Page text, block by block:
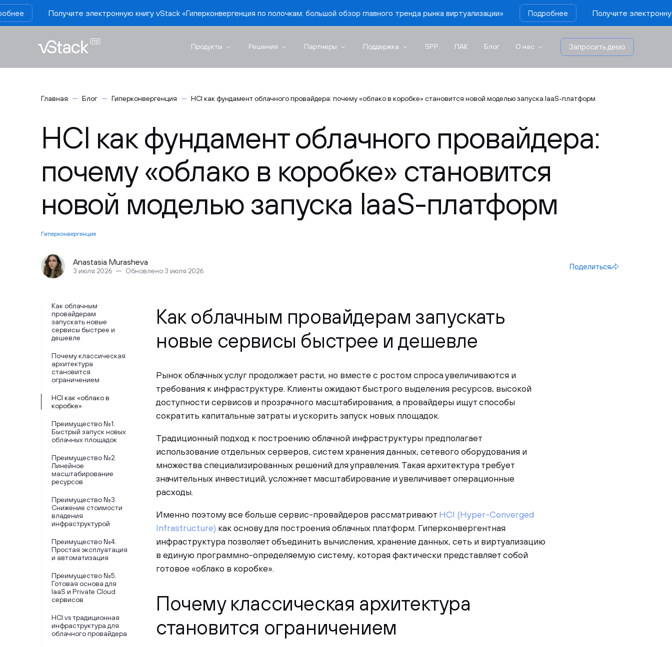
электронную книгу vStack «Гиперконвергенция по полочкам: большой обзор главного тренда рынка виртуализации» Подробнее Получите электронную книгу vStack
Продукты Решения Партнеры Поддержка SPP ПАК Блог О нас Запросить демо
Главная Блог Гиперконвергенция HCI как фундамент облачного провайдера: почему «облако в коробке» становится новой моделью запуска IaaS-платформ
HCI как фундамент облачного провайдера:
почему «облако в коробке» становится
новой моделью запуска IaaS-платформ
Гиперконвергенция
Anastasia Murasheva
3 июля 2026 Обновлено 3 июля 2026 Поделиться
Как облачным
провайдерам
запускать новые
сервисы быстрее и
дешевле
Почему классическая
архитектура
становится
ограничением
HCI как «облако в
коробке»
Преимущество №1.
Быстрый запуск новых
облачных площадок
Преимущество №2.
Линейное
масштабирование
ресурсов
Преимущество №3.
Снижение стоимости
владения
инфраструктурой
Преимущество №4.
Простая эксплуатация
и автоматизация
Преимущество №5.
Готовая основа для
IaaS и Private Cloud
сервисов
HCI vs традиционная
инфраструктура для
облачного провайдера
Как облачным провайдерам запускать
новые сервисы быстрее и дешевле
Рынок облачных услуг продолжает расти, но вместе с ростом спроса увеличиваются и
требования к инфраструктуре. Клиенты ожидают быстрого выделения ресурсов, высокой
доступности сервисов и прозрачного масштабирования, а провайдеры ищут способы
сократить капитальные затраты и ускорить запуск новых площадок.
Традиционный подход к построению облачной инфраструктуры предполагает
использование отдельных серверов, систем хранения данных, сетевого оборудования и
множества специализированных решений для управления. Такая архитектура требует
значительных инвестиций, усложняет масштабирование и увеличивает операционные
расходы.
Именно поэтому все больше сервис-провайдеров рассматривают HCI (Hyper-Converged
Infrastructure) как основу для построения облачных платформ. Гиперконвергентная
инфраструктура позволяет объединить вычисления, хранение данных, сеть и виртуализацию
в единую программно-определяемую систему, которая фактически представляет собой
готовое «облако в коробке».
Почему классическая архитектура
становится ограничением